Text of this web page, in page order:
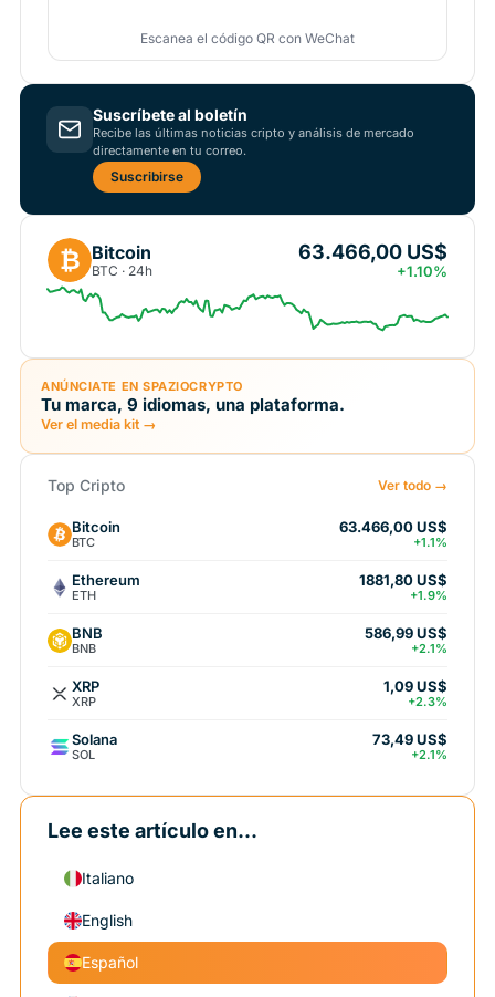
Escanea el código QR con WeChat
Suscríbete al boletín
Recibe las últimas noticias cripto y análisis de mercado
directamente en tu correo.
Suscribirse
₿ Bitcoin
BTC · 24h
63.466,00 US$
+1.10%
ANÚNCIATE EN SPAZIOCRYPTO
Tu marca, 9 idiomas, una plataforma.
Ver el media kit →
Top Cripto Ver todo →
Bitcoin
BTC
63.466,00 US$
+1.1%
Ethereum
ETH
1881,80 US$
+1.9%
BNB
BNB
586,99 US$
+2.1%
XRP
XRP
1,09 US$
+2.3%
Solana
SOL
73,49 US$
+2.1%
Lee este artículo en...
Italiano
English
Español